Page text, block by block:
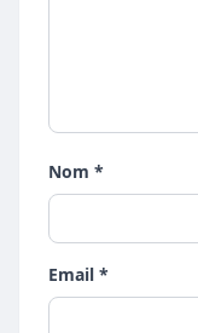
Nom *
Email *